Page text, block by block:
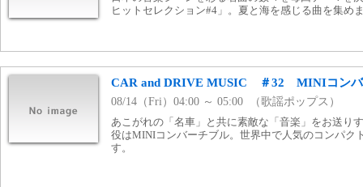
ヒットセレクション#4」。夏と海を感じる曲を集め
CAR and DRIVE MUSIC ＃32 MINIコンバ
08/14（Fri）04:00 ～ 05:00 （歌謡ポップス）
あこがれの「名車」と共に素敵な「音楽」をお送り
役はMINIコンバーチブル。世界中で人気のコンパク
す。